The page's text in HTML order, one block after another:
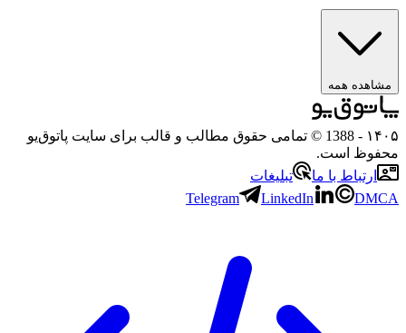
مشاهده همه
۱۴۰۵
- 1388 © تمامی حقوق مطالب و قالب برای سایت پاتوق‌یو
محفوظ است.
ارتباط با ما
تبلیغات
Telegram
LinkedIn DMCA